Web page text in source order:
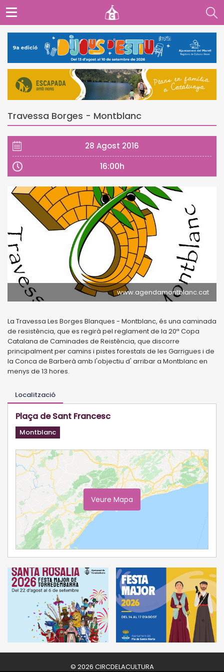
Travessa Borges - Montblanc
28 Agost 2016
16:00h
www.agendamontblanc.cat
La Travessa Les Borges Blanques - Montblanc, és una caminada
de resistència, que es regirà pel reglament de la 20ª Copa
Catalana de Caminades de Reistència, que discorre
principalment per camins i pistes forestals de les Garrigues i de
la Conca de Barberà amb l'objectiu d' arribar a Montblanc en
menys de 13 hores.
Localització
Plaça de Sant Francesc
Montblanc
Veure Mapa
© 2026 CIRCDELACULTURA